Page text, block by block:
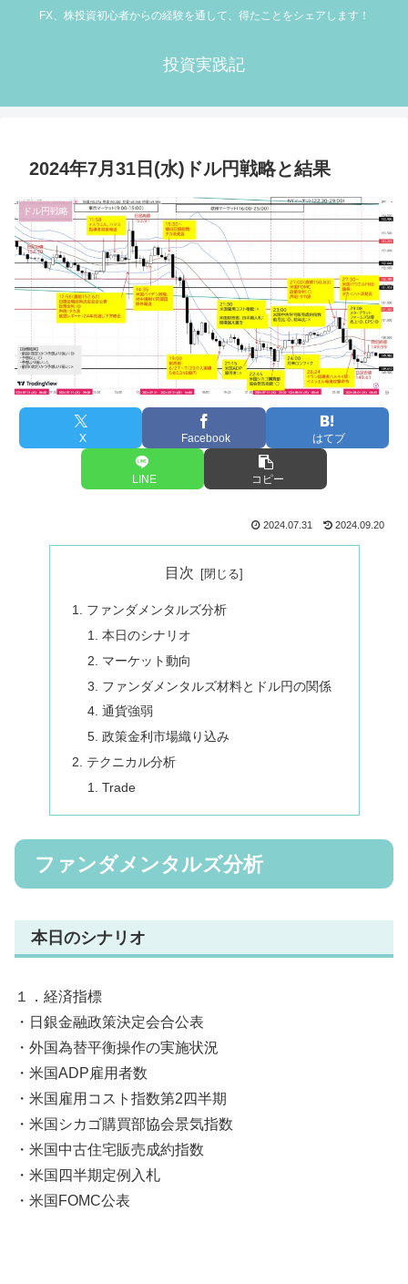
FX、株投資初心者からの経験を通して、得たことをシェアします！
投資実践記
2024年7月31日(水)ドル円戦略と結果
ドル円戦略
X Facebook はてブ
LINE コピー
2024.07.31 2024.09.20
目次
ファンダメンタルズ分析
本日のシナリオ
マーケット動向
ファンダメンタルズ材料とドル円の関係
通貨強弱
政策金利市場織り込み
テクニカル分析
Trade
ファンダメンタルズ分析
本日のシナリオ
１．経済指標
・日銀金融政策決定会合公表
・外国為替平衡操作の実施状況
・米国ADP雇用者数
・米国雇用コスト指数第2四半期
・米国シカゴ購買部協会景気指数
・米国中古住宅販売成約指数
・米国四半期定例入札
・米国FOMC公表